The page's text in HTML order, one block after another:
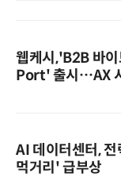
웹케시,'B2B 바
Port' 출시…AX
AI 데이터센터,
먹거리' 급부상